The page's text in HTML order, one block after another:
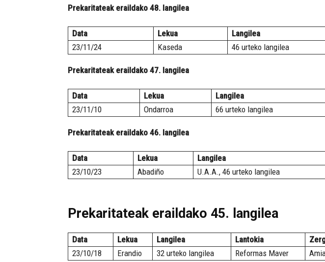
Prekaritateak eraildako 48. langilea
Data Lekua Langilea
23/11/24
Kaseda 46 urteko langilea
Prekaritateak eraildako 47. langilea
Data Lekua Langilea
23/11/10
Ondarroa 66 urteko langilea
Prekaritateak eraildako 46. langilea
Data Lekua Langilea
23/10/23
Abadiño U.A.A., 46 urteko langilea
Prekaritateak eraildako 45. langilea
Data Lekua Langilea Lantokia
23/10/18
Erandio 32 urteko langilea Reformas Maver